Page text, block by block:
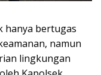
hanya bertugas
namun
lingkungan